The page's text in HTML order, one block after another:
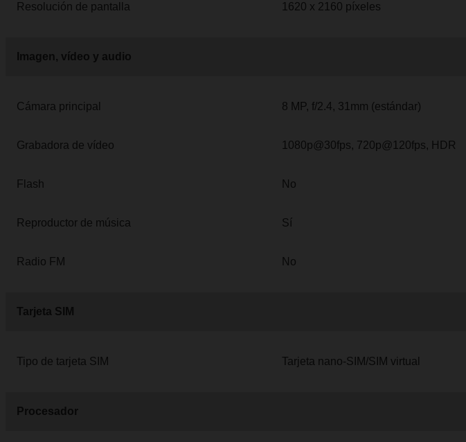
Resolución de pantalla 1620 x 2160 píxeles
Imagen, vídeo y audio
Cámara principal 8 MP, f/2.4, 31mm (estándar)
Grabadora de vídeo 1080p@30fps, 720p@120fps, HDR
Flash No
Reproductor de música Sí
Radio FM No
Tarjeta SIM
Tipo de tarjeta SIM Tarjeta nano-SIM/SIM virtual
Procesador